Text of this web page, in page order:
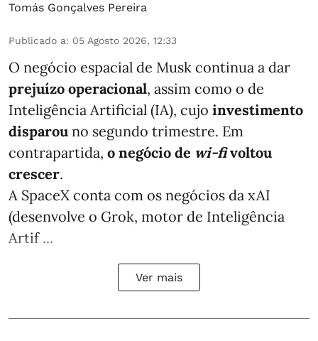
Tomás Gonçalves Pereira
Publicado a: 05 Agosto 2026, 12:33
O negócio espacial de Musk continua a dar
prejuízo operacional, assim como o de
Inteligência Artificial (IA), cujo investimento
disparou no segundo trimestre. Em
contrapartida, o negócio de wi-fivoltou
crescer.
A SpaceX conta com os negócios da xAI
(desenvolve o Grok, motor de Inteligência
Artif ...
Ver mais